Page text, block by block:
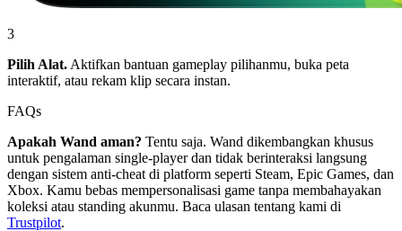
3
Pilih Alat. Aktifkan bantuan gameplay pilihanmu, buka peta
interaktif, atau rekam klip secara instan.
FAQs
Apakah Wand aman? Tentu saja. Wand dikembangkan khusus
untuk pengalaman single-player dan tidak berinteraksi langsung
dengan sistem anti-cheat di platform seperti Steam, Epic Games, dan
Xbox. Kamu bebas mempersonalisasi game tanpa membahayakan
koleksi atau standing akunmu. Baca ulasan tentang kami di
Trustpilot.